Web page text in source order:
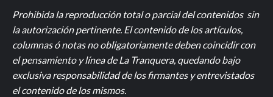
Prohibida la reproducción total o parcial del contenidos sin
la autorización pertinente. El contenido de los artículos,
columnas ó notas no obligatoriamente deben coincidir con
el pensamiento y línea de La Tranquera, quedando bajo
exclusiva responsabilidad de los firmantes y entrevistados
el contenido de los mismos.